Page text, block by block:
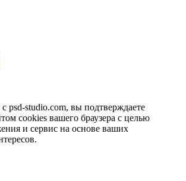
psd-studio.com, вы подтверждаете
cookies вашего браузера с целью
и сервис на основе ваших